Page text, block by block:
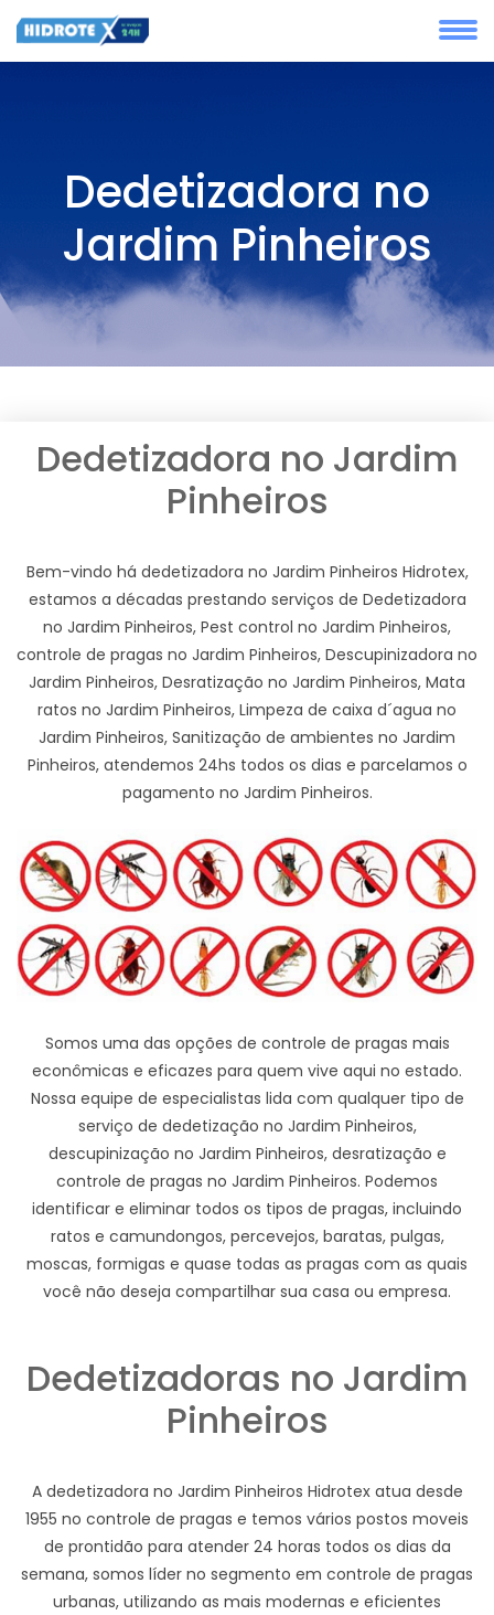
Dedetizadora no
Jardim Pinheiros
Dedetizadora no Jardim
Pinheiros
Bem-vindo há dedetizadora no Jardim Pinheiros Hidrotex,
estamos a décadas prestando serviços de Dedetizadora
no Jardim Pinheiros, Pest control no Jardim Pinheiros,
controle de pragas no Jardim Pinheiros, Descupinizadora no
Jardim Pinheiros, Desratização no Jardim Pinheiros, Mata
ratos no Jardim Pinheiros, Limpeza de caixa d´agua no
Jardim Pinheiros, Sanitização de ambientes no Jardim
Pinheiros, atendemos 24hs todos os dias e parcelamos o
pagamento no Jardim Pinheiros.
Somos uma das opções de controle de pragas mais
econômicas e eficazes para quem vive aqui no estado.
Nossa equipe de especialistas lida com qualquer tipo de
serviço de dedetização no Jardim Pinheiros,
descupinização no Jardim Pinheiros, desratização e
controle de pragas no Jardim Pinheiros. Podemos
identificar e eliminar todos os tipos de pragas, incluindo
ratos e camundongos, percevejos, baratas, pulgas,
moscas, formigas e quase todas as pragas com as quais
você não deseja compartilhar sua casa ou empresa.
Dedetizadoras no Jardim
Pinheiros
A dedetizadora no Jardim Pinheiros Hidrotex atua desde
1955 no controle de pragas e temos vários postos moveis
de prontidão para atender 24 horas todos os dias da
semana, somos líder no segmento em controle de pragas
urbanas, utilizando as mais modernas e eficientes